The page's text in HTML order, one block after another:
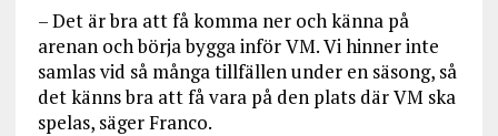
– Det är bra att få komma ner och känna på
arenan och börja bygga inför VM. Vi hinner inte
samlas vid så många tillfällen under en säsong, så
det känns bra att få vara på den plats där VM ska
spelas, säger Franco.